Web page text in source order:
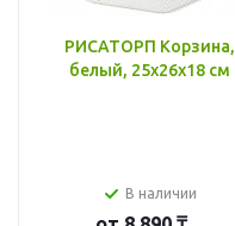
РИСАТОРП Корзина,
белый, 25x26x18 см
В наличии